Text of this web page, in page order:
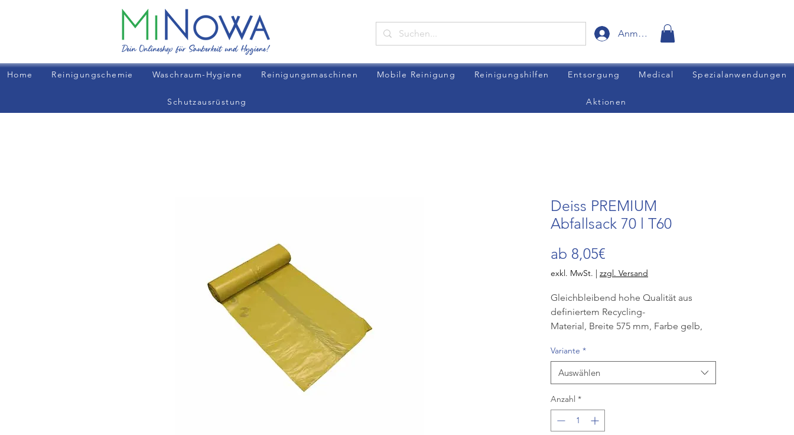
Anmelden
Home Reinigungschemie Waschraum-Hygiene Reinigungsmaschinen Mobile Reinigung Reinigungshilfen Entsorgung Medical Spezialanwendungen
Schutzausrüstung Aktionen
Deiss PREMIUM
Abfallsack 70 l T60
ab 8,05€
Preis
exkl. MwSt. | zzgl. Versand
Gleichbleibend hohe Qualität aus
definiertem Recycling-
Material, Breite 575 mm, Farbe gelb,
Länge 1000 mm, Material LDPE,
Recycling-Anteil > 80 %,
Volumen 70 l, 1 Rolle à 25 Stk, (Krt à 10
Rll).
Variante *
Auswählen
Anzahl *